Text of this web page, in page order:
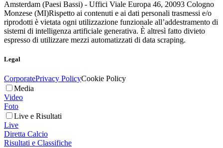
Amsterdam (Paesi Bassi) - Uffici Viale Europa 46, 20093 Cologno
Monzese (MI)Rispetto ai contenuti e ai dati personali trasmessi e/o
riprodotti è vietata ogni utilizzazione funzionale all’addestramento di
sistemi di intelligenza artificiale generativa. È altresì fatto divieto
espresso di utilizzare mezzi automatizzati di data scraping.
Legal
CorporatePrivacy PolicyCookie Policy
Media
Video
Foto
Live e Risultati
Live
Diretta Calcio
Risultati e Classifiche